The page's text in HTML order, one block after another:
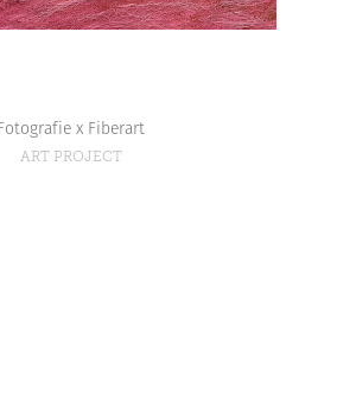
x Fiberart
ART PROJECT